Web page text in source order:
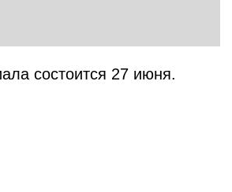
состоится 27 июня.